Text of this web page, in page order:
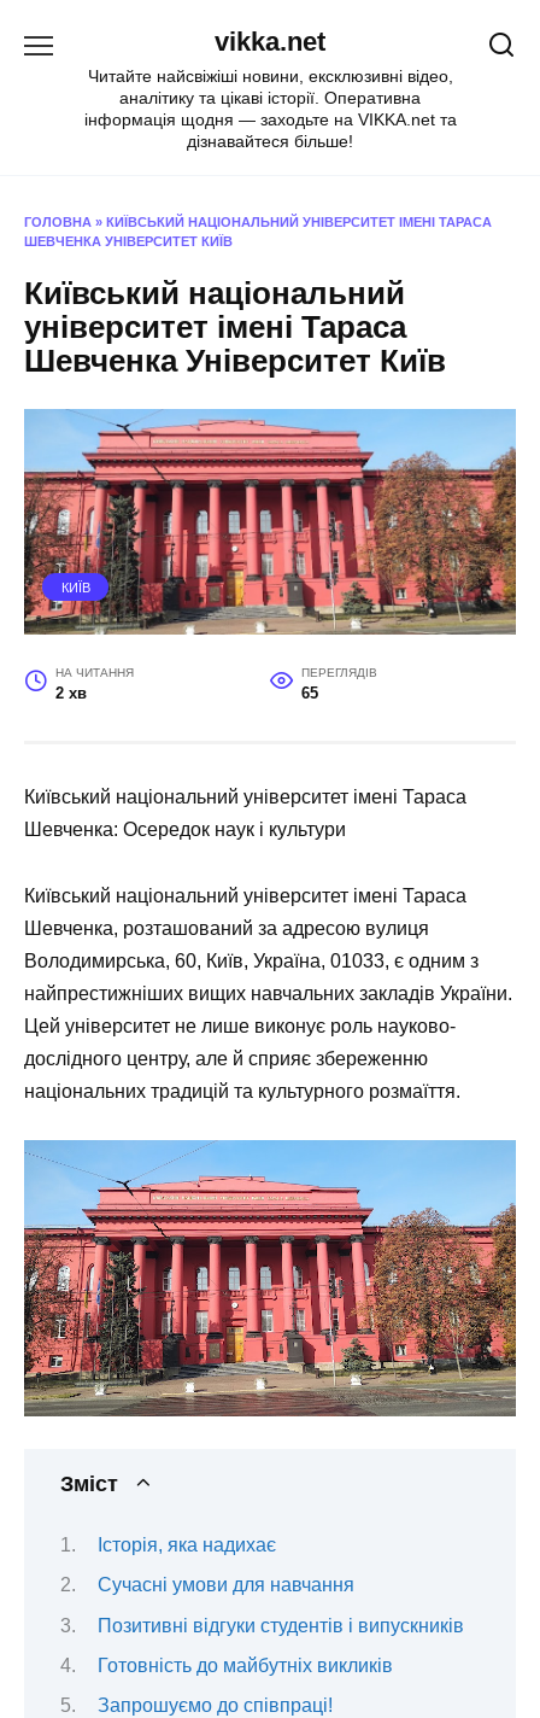
vikka.net
Читайте найсвіжіші новини, ексклюзивні відео,
аналітику та цікаві історії. Оперативна
інформація щодня — заходьте на VIKKA.net та
дізнавайтеся більше!
ГОЛОВНА » КИЇВСЬКИЙ НАЦІОНАЛЬНИЙ УНІВЕРСИТЕТ ІМЕНІ ТАРАСА
ШЕВЧЕНКА УНІВЕРСИТЕТ КИЇВ
Київський національний
університет імені Тараса
Шевченка Університет Київ
КИЇВ
НА ЧИТАННЯ
2 хв
ПЕРЕГЛЯДІВ
65
Київський національний університет імені Тараса
Шевченка: Осередок наук і культури
Київський національний університет імені Тараса
Шевченка, розташований за адресою вулиця
Володимирська, 60, Київ, Україна, 01033, є одним з
найпрестижніших вищих навчальних закладів України.
Цей університет не лише виконує роль науково-
дослідного центру, але й сприяє збереженню
національних традицій та культурного розмаїття.
Зміст
Історія, яка надихає
Сучасні умови для навчання
Позитивні відгуки студентів і випускників
Готовність до майбутніх викликів
Запрошуємо до співпраці!